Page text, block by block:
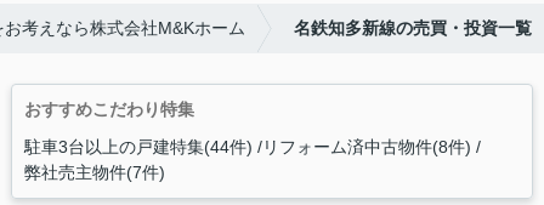
考えなら株式会社M&Kホーム 名鉄知多新線の売買・投資一覧
おすすめこだわり特集
駐車3台以上の戸建特集(44件) リフォーム済中古物件(8件)
弊社売主物件(7件)